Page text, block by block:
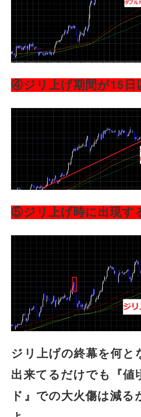
④ジリ上げ期間が15日
⑤ジリ上げ時に出現す
ジリ上げの終幕を何と
出来てるだけでも『値
ド』での大火傷は減る